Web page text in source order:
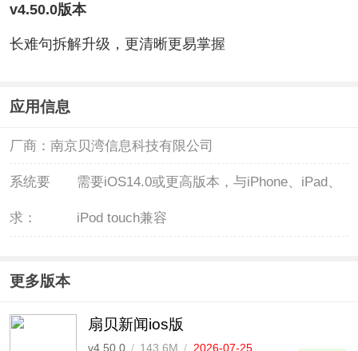
v4.50.0版本
长难句拆解升级，更清晰更易掌握
应用信息
厂商： 南京贝湾信息科技有限公司
系统要
求：
需要iOS14.0或更高版本，与iPhone、iPad、
iPod touch兼容
更多版本
扇贝新闻ios版
v4.50.0 / 143.6M / 2026-07-25